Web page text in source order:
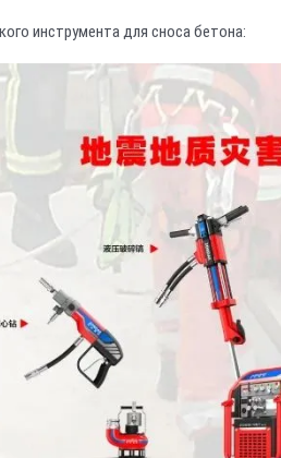
инструмента для сноса бетона: